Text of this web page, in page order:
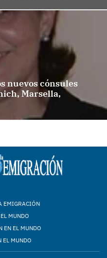
nuevos cónsules
Marsella,
EMIGRACIÓN
MUNDO
EN EL MUNDO
EL MUNDO